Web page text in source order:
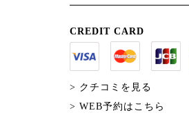
CREDIT CARD
> クチコミを見る
> WEB予約はこちら